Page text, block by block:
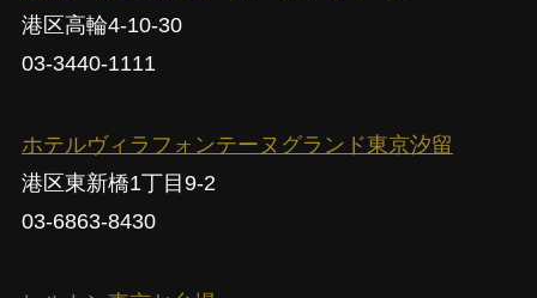
港区高輪4-10-30
03-3440-1111
ホテルヴィラフォンテーヌグランド東京汐留
港区東新橋1丁目9-2
03-6863-8430